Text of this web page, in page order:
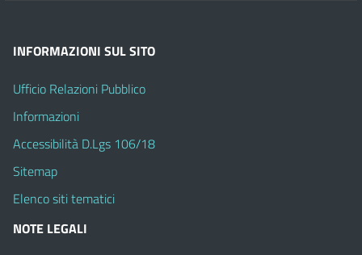
INFORMAZIONI SUL SITO
Ufficio Relazioni Pubblico
Informazioni
Accessibilità D.Lgs 106/18
Sitemap
Elenco siti tematici
NOTE LEGALI